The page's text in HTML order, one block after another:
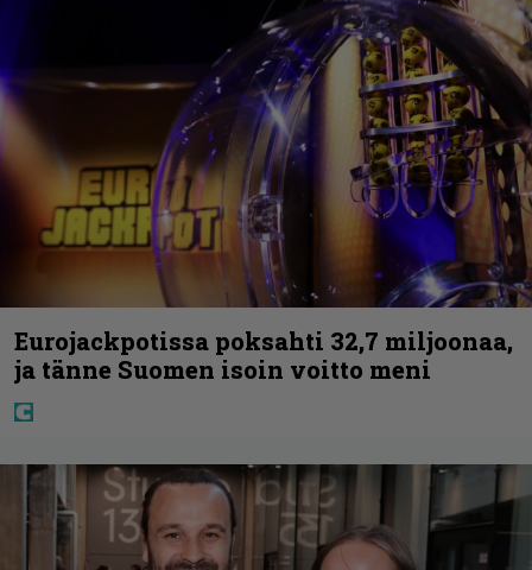
Eurojackpotissa poksahti 32,7 miljoonaa,
ja tänne Suomen isoin voitto meni